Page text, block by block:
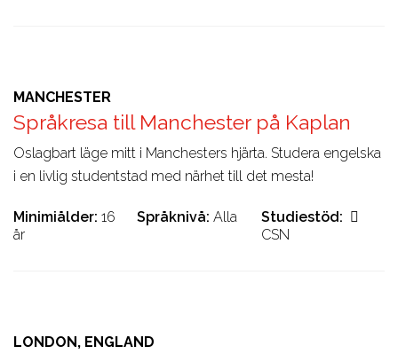
MANCHESTER
Språkresa till Manchester på Kaplan
Oslagbart läge mitt i Manchesters hjärta. Studera engelska
i en livlig studentstad med närhet till det mesta!
Minimiålder 16
år
Språknivå Alla
Studiestöd
CSN
LONDON, ENGLAND